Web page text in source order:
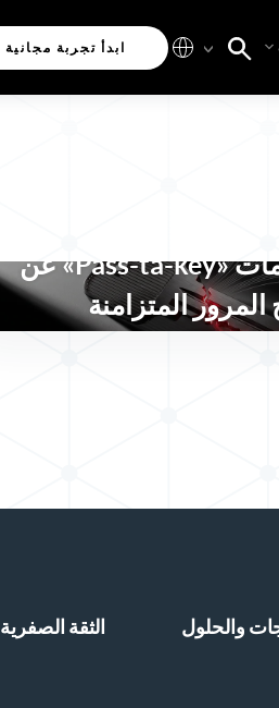
ابدأ تجربة مجانية
ما تكشفه هجمات «Pass-ta-key» عن
المتزامنة
والحلول الثقة الصفرية